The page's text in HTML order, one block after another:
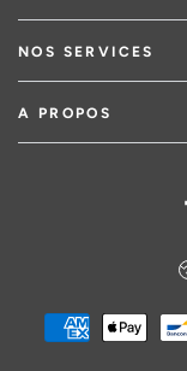
NOS SERVICES
A PROPOS
Modes